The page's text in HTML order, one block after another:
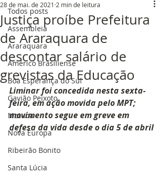
Todos posts
Assembleia
Araraquara
Américo Brasiliense
Boa Esperança do Sul
Gavião Peixoto
Motuca
Nova Europa
Ribeirão Bonito
Santa Lúcia
Justiça proíbe Prefeitura
de Araraquara de
descontar salário de
grevistas da Educação
28 de mai. de 2021 2 min de leitura
Liminar foi concedida nesta sexta-
feira, em ação movida pelo MPT;
movimento segue em greve em
defesa da vida desde o dia 5 de abril